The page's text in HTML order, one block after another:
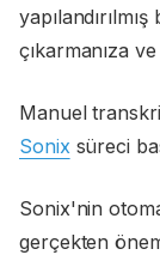
çıkarmanıza
Manuel
Sonixsüreci
Sonix'nin
gerçekten